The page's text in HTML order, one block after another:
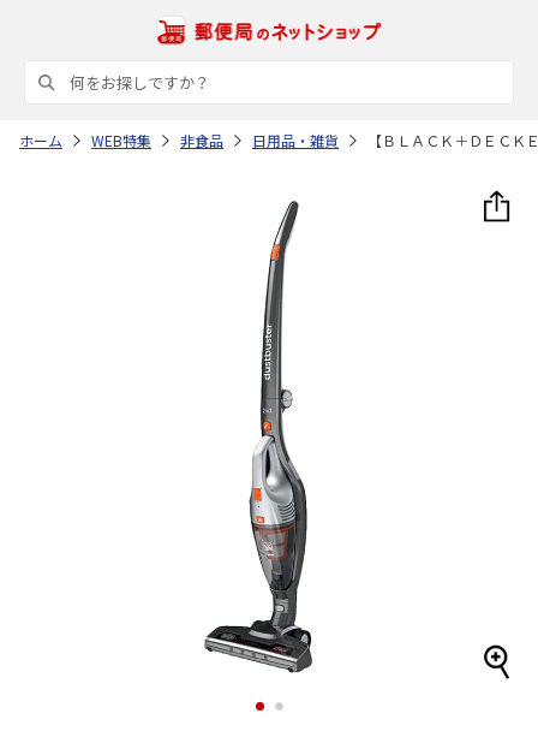
ホーム WEB特集 非食品 日用品・雑貨 【ＢＬＡＣＫ＋ＤＥＣ
1 2